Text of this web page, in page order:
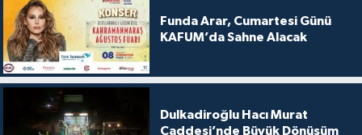
Funda Arar, Cumartesi Günü
KAFUM’da Sahne Alacak
Dulkadiroğlu Hacı Murat
Caddesi’nde Büyük Dönüşüm